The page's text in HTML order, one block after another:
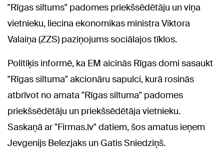
"Rīgas siltums" padomes priekšsēdētāju un viņa
vietnieku, liecina ekonomikas ministra Viktora
Valaiņa (ZZS) paziņojums sociālajos tīklos.
Politiķis informē, ka EM aicinās Rīgas domi sasaukt
"Rīgas siltuma" akcionāru sapulci, kurā rosinās
atbrīvot no amata "Rīgas siltuma" padomes
priekšsēdētāju un priekšsēdētāja vietnieku.
Saskaņā ar "Firmas.lv" datiem, šos amatus ieņem
Jevgenijs Belezjaks un Gatis Sniedziņš.